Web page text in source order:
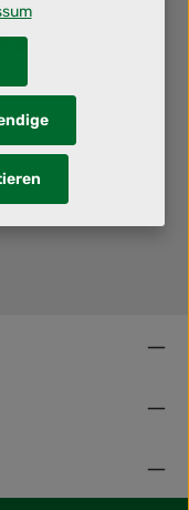
schraub' mit uns an